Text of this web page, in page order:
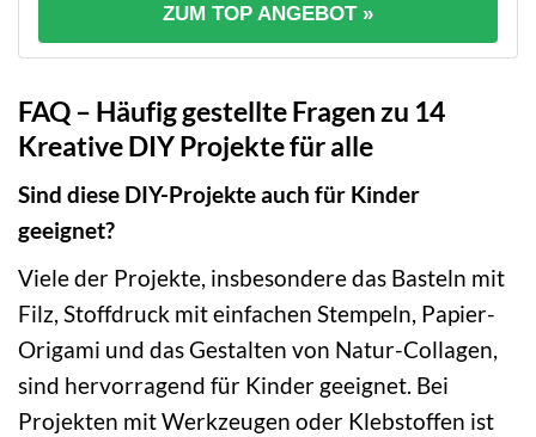
ZUM TOP ANGEBOT »
FAQ – Häufig gestellte Fragen zu 14
Kreative DIY Projekte für alle
Sind diese DIY-Projekte auch für Kinder
geeignet?
Viele der Projekte, insbesondere das Basteln mit
Filz, Stoffdruck mit einfachen Stempeln, Papier-
Origami und das Gestalten von Natur-Collagen,
sind hervorragend für Kinder geeignet. Bei
Projekten mit Werkzeugen oder Klebstoffen ist